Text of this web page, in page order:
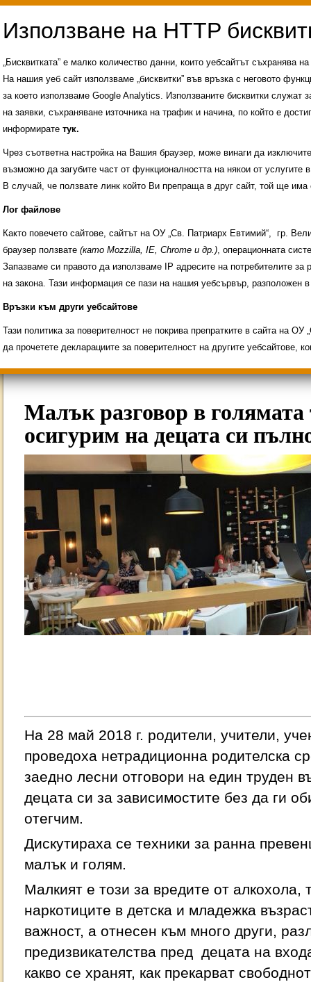
Свободни места за ученици
ИНОВАЦИЯ 2026
Олимпиади 2025/2026
Малък разговор в голямата
осигурим на децата си
На 28 май 2018 г. родители, учители,
проведоха нетрадиционна родителска
заедно лесни отговори на един труден
децата си за зависимостите без да ги
отегчим.
Дискутираха се техники за ранна
малък и голям.
Малкият е този за вредите от
наркотиците в детска и младежка
важност, а отнесен към много други,
предизвикателства пред децата на
какво се хранят, как прекарват
„Бисквитката” е малко количество данни, които уебсайтът съхранява
На нашия уеб сайт използваме „бисквитки” във връзка с неговото
за което използваме Google Analytics. Използваните бисквитки служат
на заявки, съхраняване източника на трафик и начина, по който е
информирате тук.
Чрез съответна настройка на Вашия браузер, може винаги да
възможно да загубите част от функционалността на някои от услугите
В случай, че ползвате линк който Ви препраща в друг сайт, той ще има
Лог файлове
Както повечето сайтове, сайтът на ОУ „Св. Патриарх Евтимий“, гр.
браузер ползвате (като Mozzilla, IE, Chrome и др.), операционната
Запазваме си правото да използваме IP адресите на потребителите
на закона. Тази информация се пази на нашия уебсървър,
Връзки към други уебсайтове
Тази политика за поверителност не покрива препратките в сайта на
да прочетете декларациите за поверителност на другите уебсайтове,